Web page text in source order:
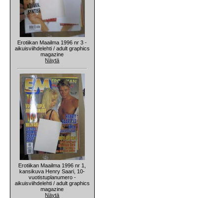
Erotiikan Maailma 1996 nr 3 -
aikuisviihdelehti / adult graphics
magazine
Näytä
Erotiikan Maailma 1996 nr 1,
kansikuva Henry Saari, 10-
vuotistuplanumero -
aikuisviihdelehti / adult graphics
magazine
Näytä